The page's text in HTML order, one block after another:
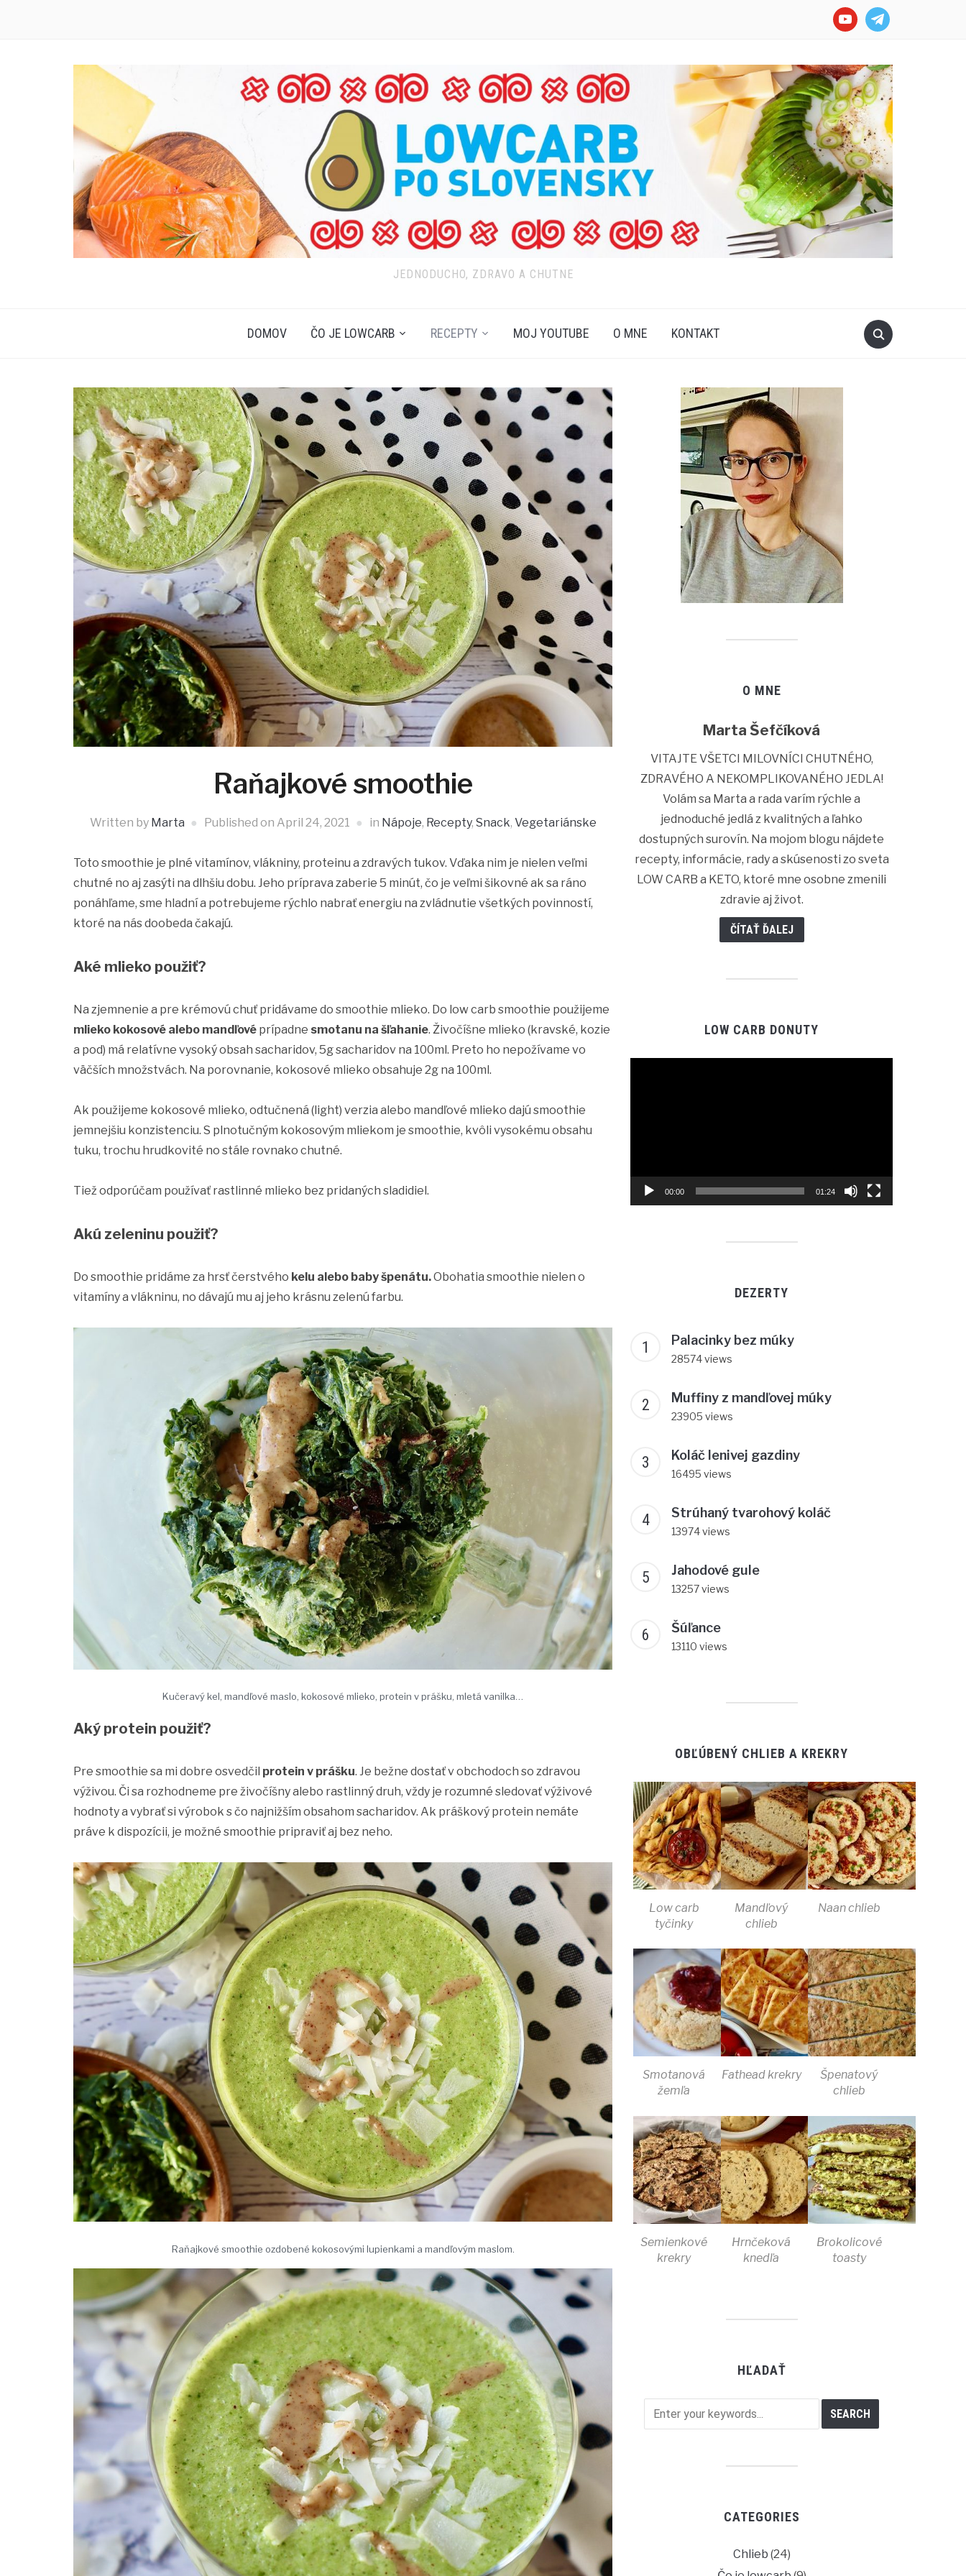
youtubetelegram
JEDNODUCHO, ZDRAVO A CHUTNE
DOMOV ČO JE LOWCARB RECEPTY MOJ YOUTUBE O MNE KONTAKT
Raňajkové smoothie
Written by Marta Published on April 24, 2021 in Nápoje, Recepty, Snack, Vegetariánske
Toto smoothie je plné vitamínov, vlákniny, proteinu a zdravých tukov. Vďaka nim je nielen veľmi
chutné no aj zasýti na dlhšiu dobu. Jeho príprava zaberie 5 minút, čo je veľmi šikovné ak sa ráno
ponáhľame, sme hladní a potrebujeme rýchlo nabrať energiu na zvládnutie všetkých povinností,
ktoré na nás doobeda čakajú.
Aké mlieko použiť?
Na zjemnenie a pre krémovú chuť pridávame do smoothie mlieko. Do low carb smoothie použijeme
mlieko kokosové alebo mandľové prípadne smotanu na šľahanie. Živočíšne mlieko (kravské, kozie
a pod) má relatívne vysoký obsah sacharidov, 5g sacharidov na 100ml. Preto ho nepožívame vo
väčších množstvách. Na porovnanie, kokosové mlieko obsahuje 2g na 100ml.
Ak použijeme kokosové mlieko, odtučnená (light) verzia alebo mandľové mlieko dajú smoothie
jemnejšiu konzistenciu. S plnotučným kokosovým mliekom je smoothie, kvôli vysokému obsahu
tuku, trochu hrudkovité no stále rovnako chutné.
Tiež odporúčam používať rastlinné mlieko bez pridaných sladidiel.
Akú zeleninu použiť?
Do smoothie pridáme za hrsť čerstvého kelu alebo baby špenátu.Obohatia smoothie nielen o
vitamíny a vlákninu, no dávajú mu aj jeho krásnu zelenú farbu.
Kučeravý kel, mandľové maslo, kokosové mlieko, protein v prášku, mletá vanilka…
Aký protein použiť?
Pre smoothie sa mi dobre osvedčil protein v prášku. Je bežne dostať v obchodoch so zdravou
výživou. Či sa rozhodneme pre živočíšny alebo rastlinný druh, vždy je rozumné sledovať výživové
hodnoty a vybrať si výrobok s čo najnižším obsahom sacharidov. Ak práškový protein nemáte
práve k dispozícii, je možné smoothie pripraviť aj bez neho.
Raňajkové smoothie ozdobené kokosovými lupienkami a mandľovým maslom.
O MNE
Marta Šefčíková
VITAJTE VŠETCI MILOVNÍCI CHUTNÉHO,
ZDRAVÉHO A NEKOMPLIKOVANÉHO JEDLA!
Volám sa Marta a rada varím rýchle a
jednoduché jedlá z kvalitných a ľahko
dostupných surovín. Na mojom blogu nájdete
recepty, informácie, rady a skúsenosti zo sveta
LOW CARB a KETO, ktoré mne osobne zmenili
zdravie aj život.
ČÍTAŤ ĎALEJ
LOW CARB DONUTY
00:00 01:24
DEZERTY
Palacinky bez múky
28574 views
Muffiny z mandľovej múky
23905 views
Koláč lenivej gazdiny
16495 views
Strúhaný tvarohový koláč
13974 views
Jahodové gule
13257 views
Šúľance
13110 views
OBĽÚBENÝ CHLIEB A KREKRY
Low carb
tyčinky
Mandľový
chlieb
Naan chlieb
Smotanová
žemľa
Fathead krekry
Špenatový
chlieb
Semienkové
krekry
Hrnčeková
knedľa
Brokolicové
toasty
HĽADAŤ
CATEGORIES
Chlieb (24)